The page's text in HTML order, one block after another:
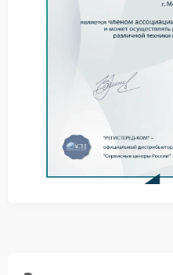
При подозрении на сбой
снизить подключенную
тепловыделения;
проконтролировать
не пытаться
менять настройки;
обратиться к
для комплексной оценки.